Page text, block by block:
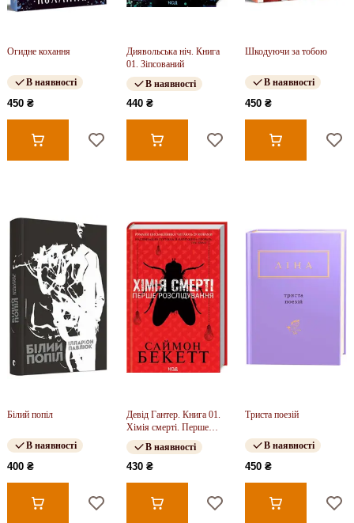
Огидне кохання
В наявності
450 ₴
Диявольська ніч. Книга
01. Зіпсований
В наявності
440 ₴
Шкодуючи за тобою
В наявності
450 ₴
Білий попіл
В наявності
400 ₴
Девід Гантер. Книга 01.
Хімія смерті. Перше
розслідування
В наявності
430 ₴
Триста поезій
В наявності
450 ₴